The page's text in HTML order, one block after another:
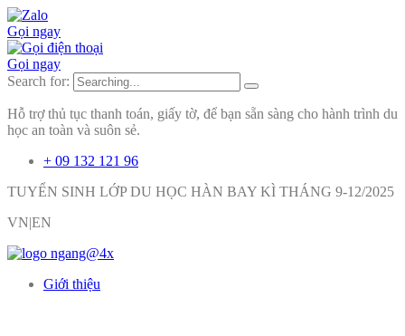
Gọi ngay
Gọi ngay
Search for:
Hỗ trợ thủ tục thanh toán, giấy tờ, để bạn sẵn sàng cho hành trình du
học an toàn và suôn sẻ.
+ 09 132 121 96
TUYỂN SINH LỚP DU HỌC HÀN BAY KÌ THÁNG 9-12/2025
VN|EN
Giới thiệu